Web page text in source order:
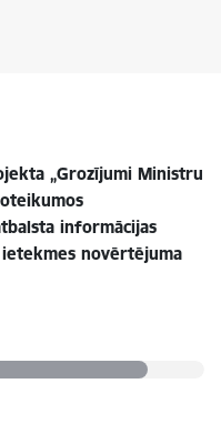
„Grozījumi Ministru
informācijas
novērtējuma